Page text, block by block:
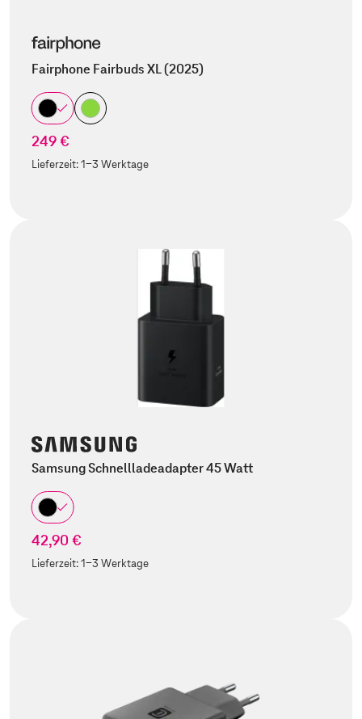
Fairphone Fairbuds XL (2025)
249 €
Lieferzeit:1-3 Werktage
Samsung Schnellladeadapter 45 Watt
42,90 €
Lieferzeit:1-3 Werktage